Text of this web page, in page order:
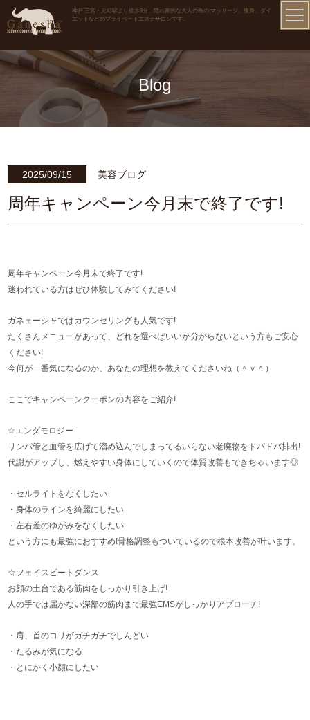
神戸 三宮・元町駅より徒歩3分、隠れ家的な大人の為の マッサージ、痩身、ダイ
エットなどのプライベートエステサロンです。
Blog
2025/09/15 美容ブログ
周年キャンペーン今月末で終了です!
周年キャンペーン今月末で終了です!
迷われている方はぜひ体験してみてください!
ガネェーシャではカウンセリングも人気です!
たくさんメニューがあって、どれを選べばいいか分からないという方もご安心
ください!
今何が一番気になるのか、あなたの理想を教えてくださいね（＾ｖ＾）
ここでキャンペーンクーポンの内容をご紹介!
☆エンダモロジー
リンパ管と血管を広げて溜め込んでしまってるいらない老廃物をドバドバ排出!
代謝がアップし、燃えやすい身体にしていくので体質改善もできちゃいます◎
・セルライトをなくしたい
・身体のラインを綺麗にしたい
・左右差のゆがみをなくしたい
という方にも最強におすすめ!骨格調整もついているので根本改善が叶います。
☆フェイスビートダンス
お顔の土台である筋肉をしっかり引き上げ!
人の手では届かない深部の筋肉まで最強EMSがしっかりアプローチ!
・肩、首のコリがガチガチでしんどい
・たるみが気になる
・とにかく小顔にしたい